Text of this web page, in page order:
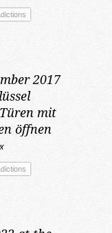
2017
mit
öffnen